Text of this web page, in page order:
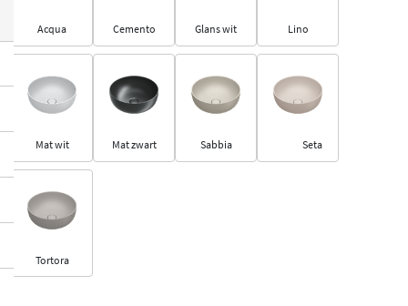
Acqua Cemento Glans wit Lino
Mat wit Mat zwart Sabbia Seta
Tortora